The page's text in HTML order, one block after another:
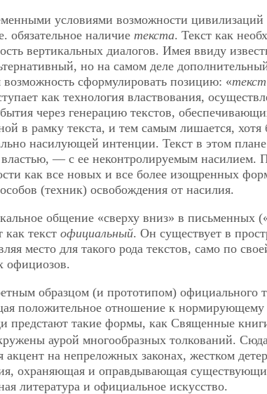
условиями возможности цивилизаций
обязательное наличие текста. Текст как
вертикальных диалогов. Имея ввиду
но на самом деле
возможность сформулировать позицию: «
как технология властвования,
через генерацию текстов,
в рамку текста, и тем самым лишается,
насилующей интенции. Текст в этом плане
— с ее неконтролируемым насилием.
как все новых и все более изощренных
(техник) освобождения от насилия.
общение «сверху вниз» в письменных
как текст официальный. Он существует в
место для такого рода текстов, само по
официозов.
образцом (и прототипом) официального
положительное отношение к
предстают такие формы, как Священные
аурой многообразных толкований.
акцент на непреложных законах, жестком
охраняющая и оправдывающая
литература и официальное искусство.